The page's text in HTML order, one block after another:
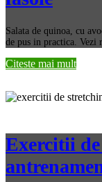
Salata de quinoa, cu
de pus in practica. Vezi
Citeste mai mult
Exercitii